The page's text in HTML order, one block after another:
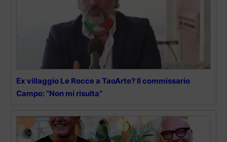
Ex villaggio Le Rocce a TaoArte? Il commissario
Campo: “Non mi risulta”